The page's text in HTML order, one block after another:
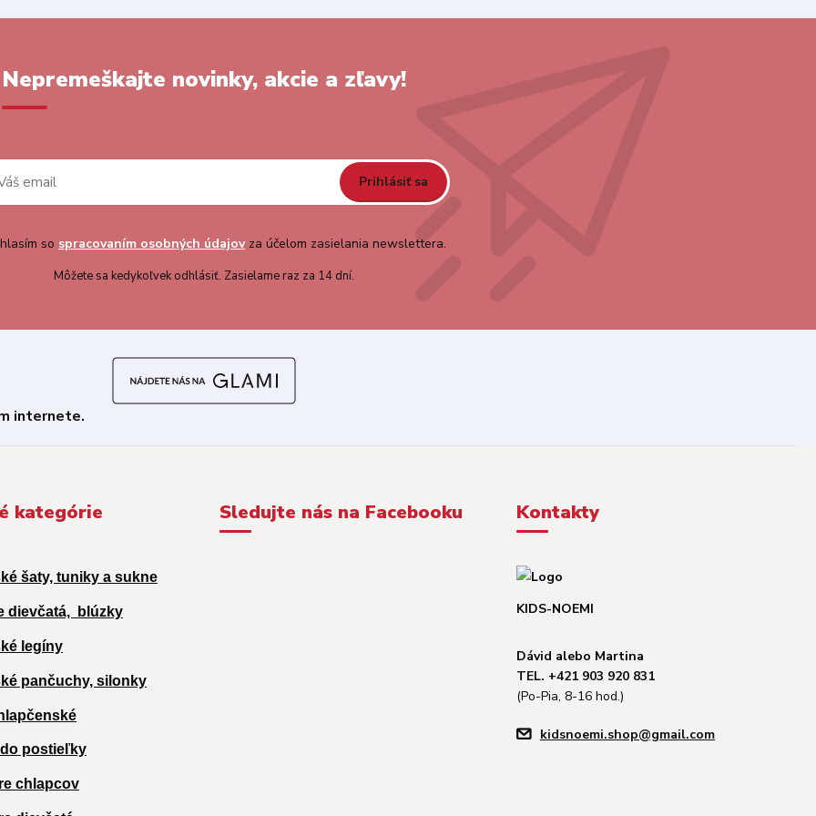
Nepremeškajte novinky, akcie a zľavy!
Prihlásiť sa
so spracovaním osobných údajovza účelom zasielania newslettera.
Môžete sa kedykoľvek odhlásiť. Zasielame raz za 14 dní.
kategórie
šaty, tuniky a sukne
dievčatá, blúzky
legíny
pančuchy, silonky
postieľky
chlapcov
Sledujte nás na Facebooku Kontakty
KIDS-NOEMI
Dávid alebo Martina
TEL. +421 903 920 831
(Po-Pia, 8-16 hod.)
kidsnoemi.shop@gmail.com